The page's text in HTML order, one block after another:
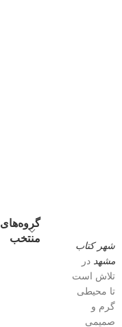
شهر کتاب
مشهد در
تلاش است
تا محیطی
گرم و
صمیمی
گروه‌های
منتخب